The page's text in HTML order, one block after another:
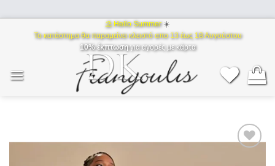
⛱ Hello Summer ☀️
Το κατάστημα θα παραμείνει κλειστό απο 13 έως 18 Αυγούστου
10% έκπτωσηγια αγορές με κάρτα